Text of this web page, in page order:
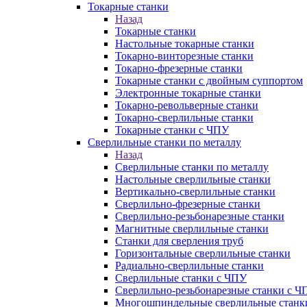
Токарные станки
Назад
Токарные станки
Настольные токарные станки
Токарно-винторезные станки
Токарно-фрезерные станки
Токарные станки с двойным суппортом
Электронные токарные станки
Токарно-револьверные станки
Токарно-сверлильные станки
Токарные станки с ЧПУ
Сверлильные станки по металлу
Назад
Сверлильные станки по металлу
Настольные сверлильные станки
Вертикально-сверлильные станки
Сверлильно-фрезерные станки
Сверлильно-резьбонарезные станки
Магнитные сверлильные станки
Станки для сверления труб
Горизонтальные сверлильные станки
Радиально-сверлильные станки
Сверлильные станки с ЧПУ
Сверлильно-резьбонарезные станки с
Многошпиндельные сверлильные